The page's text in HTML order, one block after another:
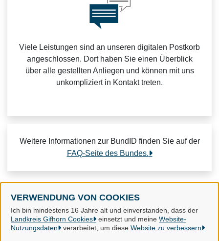
VERWENDUNG VON COOKIES
Ich bin mindestens 16 Jahre alt und einverstanden, dass der
Landkreis Gifhorn Cookies
einsetzt und meine Website-
Nutzungsdaten
verarbeitet, um diese Website zu verbessern
Viele Leistungen sind an unseren digitalen Postkorb
angeschlossen. Dort haben Sie einen Überblick
über alle gestellten Anliegen und können mit uns
unkompliziert in Kontakt treten.
Weitere Informationen zur BundID finden Sie auf der
FAQ-Seite des Bundes.
Landkreis Gifhorn
Alle Rechte vorbehalten